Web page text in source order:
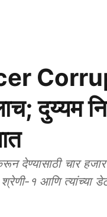
दुय्यम
देण्यासाठी चार
१ आणि त्यांच्या